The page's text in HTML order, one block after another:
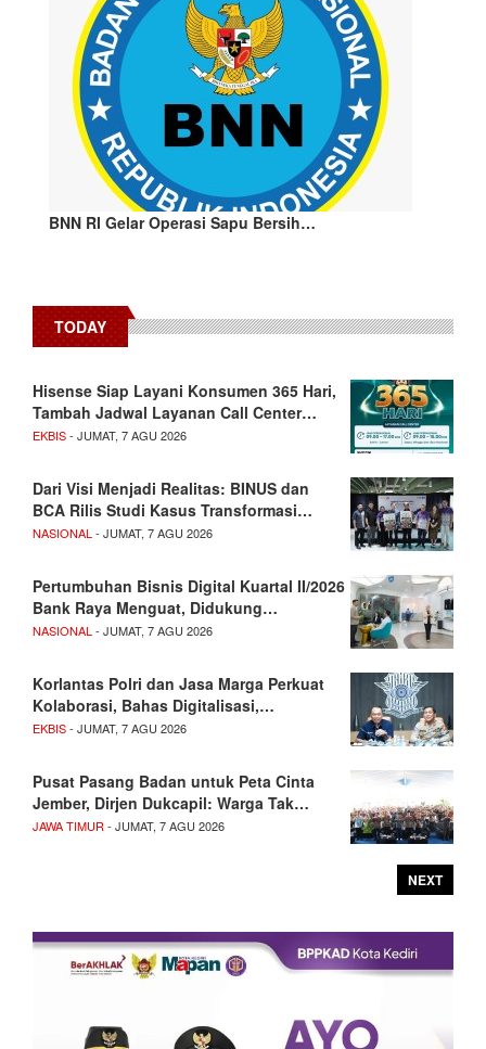
BNN RI Gelar Operasi Sapu Bersih…
TODAY
Hisense Siap Layani Konsumen 365 Hari,
Tambah Jadwal Layanan Call Center…
EKBIS- JUMAT, 7 AGU 2026
Dari Visi Menjadi Realitas: BINUS dan
BCA Rilis Studi Kasus Transformasi…
NASIONAL- JUMAT, 7 AGU 2026
Pertumbuhan Bisnis Digital Kuartal II/2026
Bank Raya Menguat, Didukung…
NASIONAL- JUMAT, 7 AGU 2026
Korlantas Polri dan Jasa Marga Perkuat
Kolaborasi, Bahas Digitalisasi,…
EKBIS- JUMAT, 7 AGU 2026
Pusat Pasang Badan untuk Peta Cinta
Jember, Dirjen Dukcapil: Warga Tak…
JAWA TIMUR- JUMAT, 7 AGU 2026
NEXT